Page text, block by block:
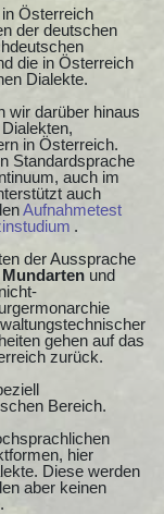
Österreich
der deutschen
die in Österreich
Dialekte.
wir darüber hinaus
in Österreich.
Standardsprache
auch im
auch
Aufnahmetest
.
der Aussprache
Mundarten und
gehen auf das
zurück.
Bereich.
hier
Diese werden
aber keinen